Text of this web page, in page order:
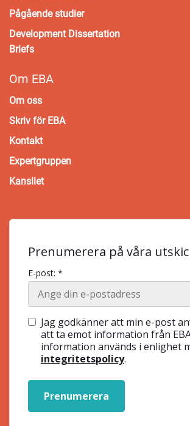
Pågående studier
Development Dissertation
Briefs
Om EBA
Om oss
Skriv för EBA
Kontakt
Expertgruppen
Kansliet
Prenumerera på våra
E-post: *
Jag godkänner att min e-post
att ta emot information från
information används i enlighet
integritetspolicy.
Prenumerera